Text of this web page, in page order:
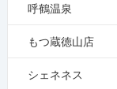
呼鶴温泉
もつ蔵徳山店
シェネネス